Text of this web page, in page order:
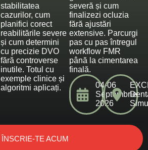
stabilitatea
cazurilor, cum
planifici corect
reabilitările severe
și cum determini
cu precizie DVO
fără controverse
inutile. Totul cu
exemple clinice și
algoritmi aplicați.
severă și cum
finalizezi ocluzia
fără ajustări
extensive. Parcurgi
pas cu pas întregul
workflow FMR
până la cimentarea
finală.
04-06
Septembrie
2026
ÎNSCRIE-TE ACUM